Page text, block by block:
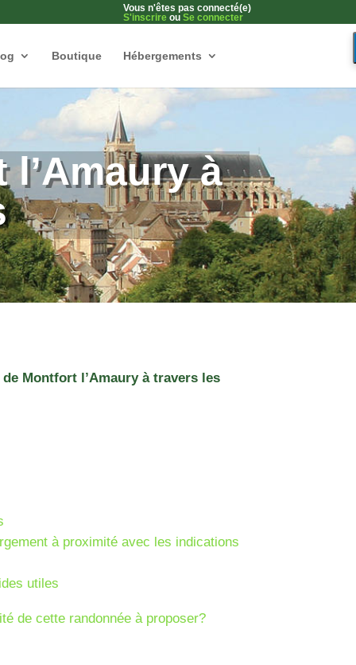
Vous n'êtes pas connecté(e)
S'inscrire ou Se connecter
Boutique Hébergements
à
Montfort l’Amaury à travers les
à proximité avec les indications
utiles
de cette randonnée à proposer?